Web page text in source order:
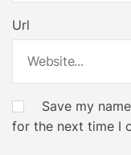
Url
Save my
for the next time I